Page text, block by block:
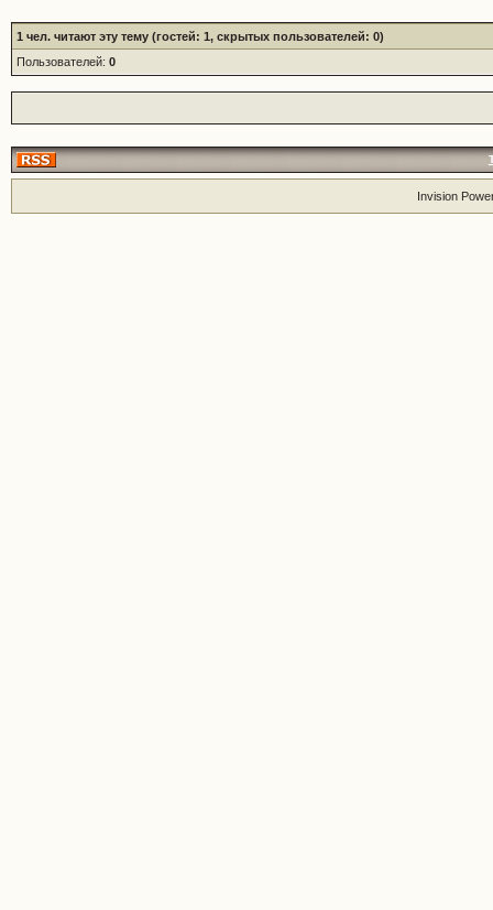
1 чел. читают эту тему (гостей: 1, скрытых пользователей: 0)
Пользователей: 0
Invision